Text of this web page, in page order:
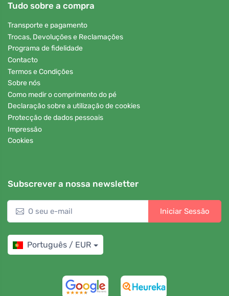
Tudo sobre a compra
Transporte e pagamento
Trocas, Devoluções e Reclamações
Programa de fidelidade
Contacto
Termos e Condições
Sobre nós
Como medir o comprimento do pé
Declaração sobre a utilização de cookies
Protecção de dados pessoais
Impressão
Cookies
Subscrever a nossa newsletter
Iniciar Sessão
Português / EUR